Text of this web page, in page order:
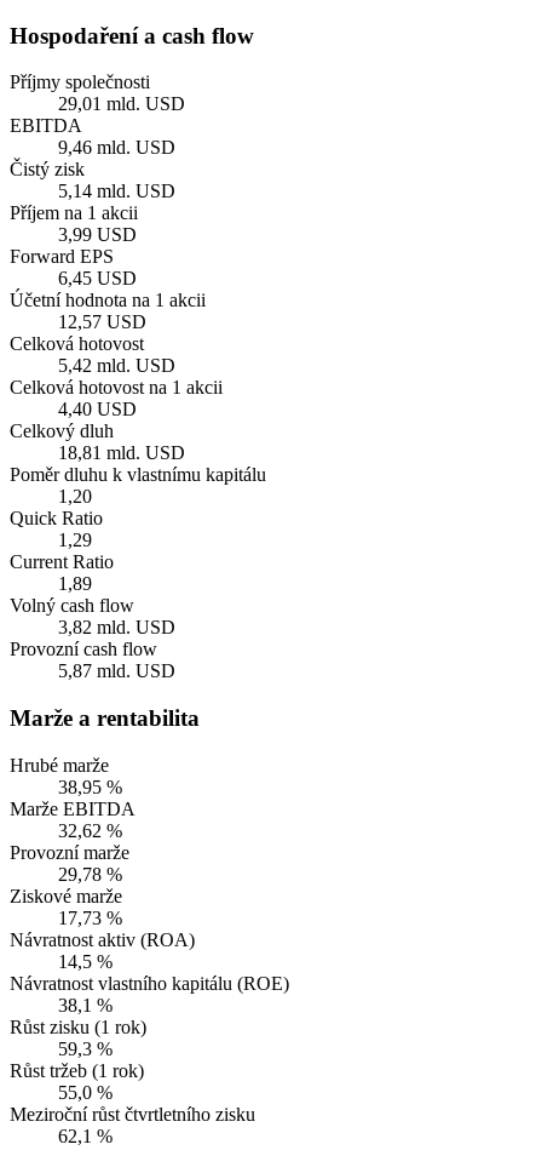
Hospodaření a cash flow
Příjmy společnosti
29,01 mld. USD
EBITDA
9,46 mld. USD
Čistý zisk
5,14 mld. USD
Příjem na 1 akcii
3,99 USD
Forward EPS
6,45 USD
Účetní hodnota na 1 akcii
12,57 USD
Celková hotovost
5,42 mld. USD
Celková hotovost na 1 akcii
4,40 USD
Celkový dluh
18,81 mld. USD
Poměr dluhu k vlastnímu kapitálu
1,20
Quick Ratio
1,29
Current Ratio
1,89
Volný cash flow
3,82 mld. USD
Provozní cash flow
5,87 mld. USD
Marže a rentabilita
Hrubé marže
38,95 %
Marže EBITDA
32,62 %
Provozní marže
29,78 %
Ziskové marže
17,73 %
Návratnost aktiv (ROA)
14,5 %
Návratnost vlastního kapitálu (ROE)
38,1 %
Růst zisku (1 rok)
59,3 %
Růst tržeb (1 rok)
55,0 %
Meziroční růst čtvrtletního zisku
62,1 %